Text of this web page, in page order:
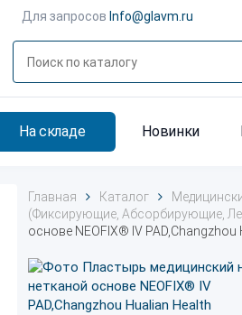
Для запросов Info@glavm.ru
На складе Новинки
Главная Каталог
(Фиксирующие, Абсорбирующие,
основе NEOFIX® IV PAD,Changzhou